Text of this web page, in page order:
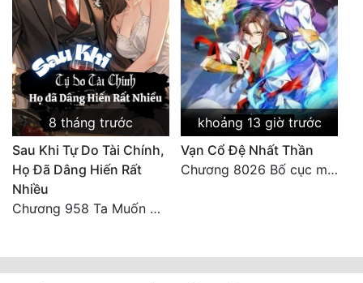
8 tháng trước
Sau Khi Tự Do Tài Chính,
Họ Đã Dâng Hiến Rất
Nhiều
Chương 958 Ta Muốn Cùng Các Cô Vĩnh Viễn Ở Bên Nhau (2) Hết
khoảng 13 giờ trước
Vạn Cổ Đệ Nhất Thần
Chương 8026 Bố cục mới